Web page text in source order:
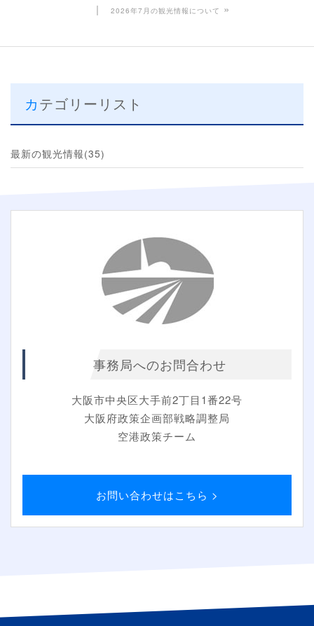
2026年7月の観光情報について »
カテゴリーリスト
最新の観光情報(35)
事務局へのお問合わせ
大阪市中央区大手前2丁目1番22号
大阪府政策企画部戦略調整局
空港政策チーム
お問い合わせはこちら >